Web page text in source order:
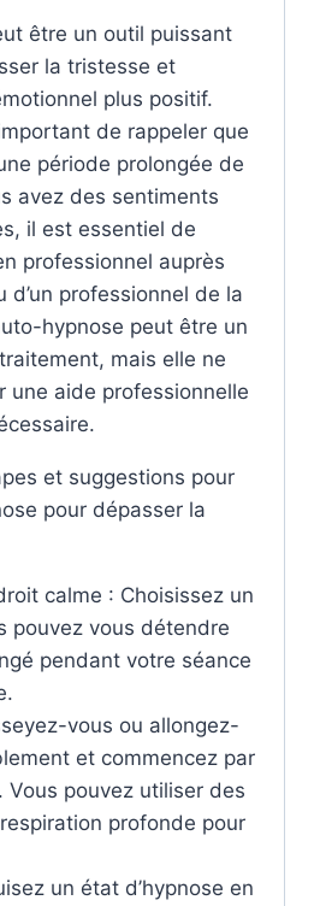
être un outil puissant
la tristesse et
plus positif.
de rappeler que
période prolongée de
avez des sentiments
il est essentiel de
professionnel auprès
d’un professionnel de la
hypnose peut être un
mais elle ne
une aide professionnelle
et suggestions pour
pour dépasser la
calme : Choisissez un
pouvez vous détendre
pendant votre séance
vous ou allongez-
et commencez par
Vous pouvez utiliser des
profonde pour
un état d’hypnose en